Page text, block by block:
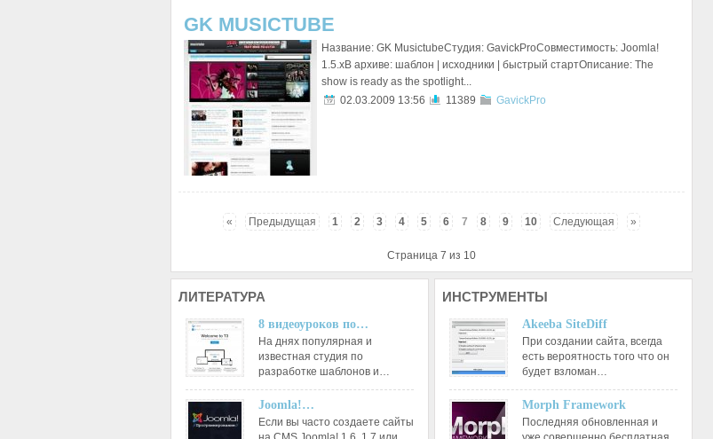
GK MUSICTUBE
Название: GK MusictubeСтудия: GavickProСовместимость: Joomla!
1.5.xВ архиве: шаблон | исходники | быстрый стартОписание: The
show is ready as the spotlight...
02.03.2009 13:56
11389 GavickPro
« Предыдущая 1 2 3 4 5 6 7 8 9 10 Следующая »
Страница 7 из 10
ЛИТЕРАТУРА
8 видеоуроков по…
На днях популярная и
известная студия по
разработке шаблонов и…
Joomla!…
Если вы часто создаете сайты
ИНСТРУМЕНТЫ
Akeeba SiteDiff
При создании сайта, всегда
есть вероятность того что он
будет взломан…
Morph Framework
Последняя обновленная и